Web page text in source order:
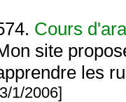
Cours
site
les
1/2006]